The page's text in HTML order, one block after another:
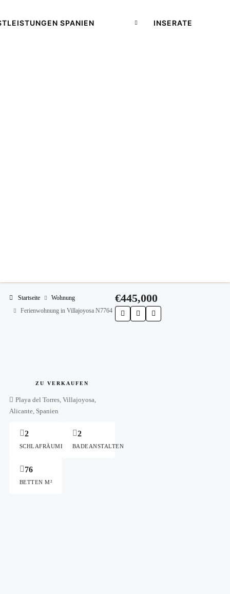
SPANIEN INSERATE
Startseite
Wohnung
Ferienwohnung in Villajoyosa N7764
ZU VERKAUFEN
Playa del Torres, Villajoyosa,
Alicante, Spanien
SCHLAFRÄUME
2
BADEANSTALTEN
2
BETTEN M²
76
€445,000